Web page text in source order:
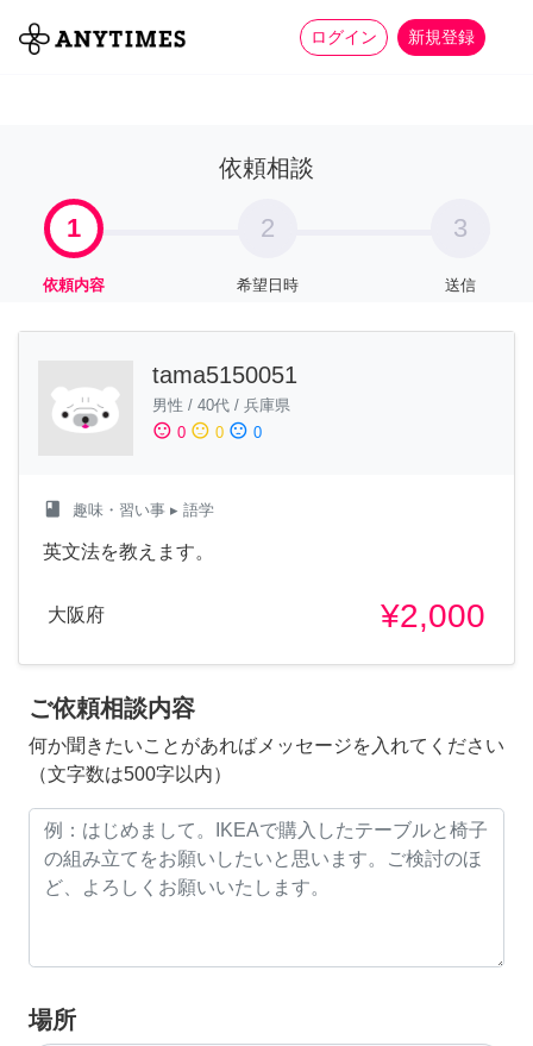
ログイン 新規登録
全て 家事 more_horiz
依頼相談
1
依頼内容
2
希望日時
3
送信
tama5150051
男性 / 40代 / 兵庫県
sentiment_satisfied 0 sentiment_neutral 0 sentiment_dissatisfied 0
class 趣味・習い事 ▸ 語学
英文法を教えます。
大阪府 ¥2,000
ご依頼相談内容
何か聞きたいことがあればメッセージを入れてください
（文字数は500字以内）
場所